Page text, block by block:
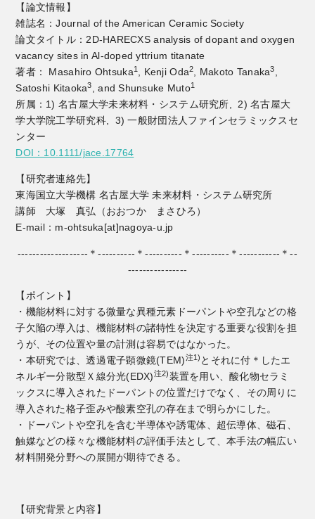
【論文情報】
雑誌名：Journal of the American Ceramic Society
論文タイトル：2D-HARECXS analysis of dopant and oxygen
vacancy sites in Al-doped yttrium titanate
著者： Masahiro Ohtsuka1 , Kenji Oda2 , Makoto Tanaka3
Satoshi Kitaoka3 , and Shunsuke Muto1
所属：1) 名古屋大学未来材料・システム研究所, 2) 名古屋大
学大学院工学研究科, 3) 一般財団法人ファインセラミックスセ
ンター
DOI：10.1111/jace.17764
【研究者連絡先】
東海国立大学機構 名古屋大学 未来材料・システム研究所
講師 大塚 真弘（おおつか まさひろ）
E-mail：m-ohtsuka[at]nagoya-u.jp
-------------------＊----------＊----------＊----------＊-----------＊--
----------------
【ポイント】
・機能材料に対する微量な異種元素ドーパントや空孔などの格
子欠陥の導入は、機能材料の諸特性を決定する重要な役割を担
うが、その位置や量の計測は容易ではなかった。
・本研究では、透過電子顕微鏡(TEM)注1) とそれに付＊したエ
ネルギー分散型Ｘ線分光(EDX)注2)装置を用い、酸化物セラミ
ックスに導入されたドーパントの位置だけでなく、その周りに
導入された格子歪みや酸素空孔の存在まで明らかにした。
・ドーパントや空孔を含む半導体や誘電体、超伝導体、磁石、
触媒などの様々な機能材料の評価手法として、本手法の幅広い
材料開発分野への展開が期待できる。
【研究背景と内容】